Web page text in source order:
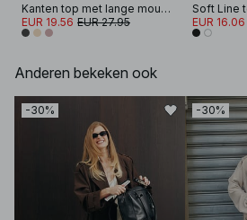
Kanten top met lange mouwen
EUR 19.56 EUR 27.95
EUR 16.06
Anderen bekeken ook
-30% -30%